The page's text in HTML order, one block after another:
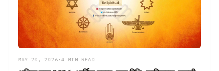
MAY 20, 2026 •4 MIN READ